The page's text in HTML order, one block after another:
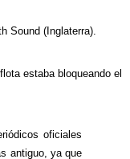
Sound (Inglaterra).
estaba bloqueando el
oficiales
antiguo, ya que